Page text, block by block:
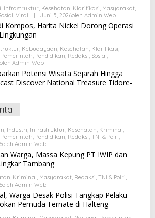
, Infrastruktur, Kesehatan, Klarifikasi, Masyarakat,
, Viral Juni 5, 2026Oleh Admin Web
Kompos, Harita Nickel Dorong Operasi
, Kebudayaan, Kesehatan, Klarifikasi,
Pemerintah, Pendidikan, Redaksi, Sosial,
Oleh Admin Web
Potensi Wisata Sejarah Hingga
Discover National Treasure Tidore-
, Industri, Infrastruktur, Kesehatan, Kriminal,
Pemerintah, Pendidikan, Redaksi, TNI & Polri,
Oleh Admin Web
Warga, Massa Kepung PT IWIP dan
Tambang
, Kriminal, Masyarakat, Redaksi, TNI & Polri,
Oleh Admin Web
Warga Desak Polisi Tangkap Pelaku
Pemuda Ternate di Halteng